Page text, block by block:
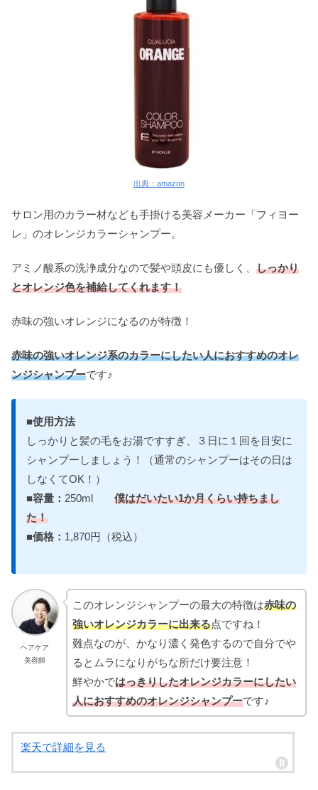
出典：amazon
サロン用のカラー材なども手掛ける美容メーカー「フィヨー
レ」のオレンジカラーシャンプー。
アミノ酸系の洗浄成分なので髪や頭皮にも優しく、 しっかり
とオレンジ色を補給してくれます！
赤味の強いオレンジになるのが特徴！
赤味の強いオレンジ系のカラーにしたい人におすすめのオレ
ンジシャンプーです♪
■使用方法
しっかりと髪の毛をお湯ですすぎ、３日に１回を目安に
シャンプーしましょう！（通常のシャンプーはその日は
しなくてOK！）
■容量： 250ml 僕はだいたい1か月くらい持ちまし
た！
■価格： 1,870円（税込）
ヘアケア
美容師
このオレンジシャンプーの最大の特徴は赤味の
強いオレンジカラーに出来る点ですね！
難点なのが、かなり濃く発色するので自分でや
るとムラになりがちな所だけ要注意！
鮮やかではっきりしたオレンジカラーにしたい
人におすすめのオレンジシャンプーです♪
楽天で詳細を見る